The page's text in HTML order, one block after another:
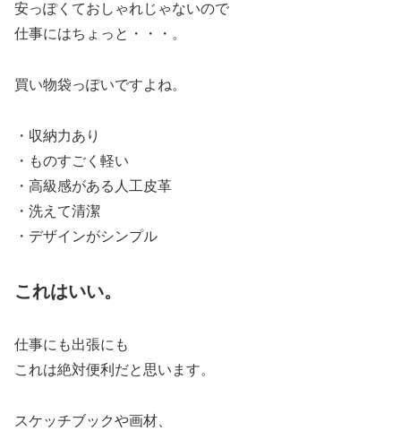
安っぽくておしゃれじゃないので
仕事にはちょっと・・・。
買い物袋っぽいですよね。
・収納力あり
・ものすごく軽い
・高級感がある人工皮革
・洗えて清潔
・デザインがシンプル
これはいい。
仕事にも出張にも
これは絶対便利だと思います。
スケッチブックや画材、